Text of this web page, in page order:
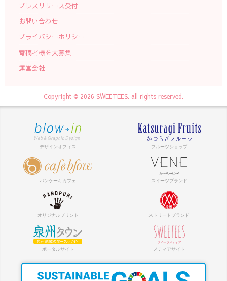
プレスリリース受付
お問い合わせ
プライバシーポリシー
寄稿者様を大募集
運営会社
Copyright © 2026 SWEETEES. all rights reserved.